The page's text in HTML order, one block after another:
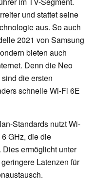
und stattet seine
aus. So auch
2021 von Samsung
bieten auch
Denn die Neo
die ersten
schnelle Wi-Fi 6E
Standards nutzt Wi-
GHz, die die
ermöglicht unter
Latenzen für